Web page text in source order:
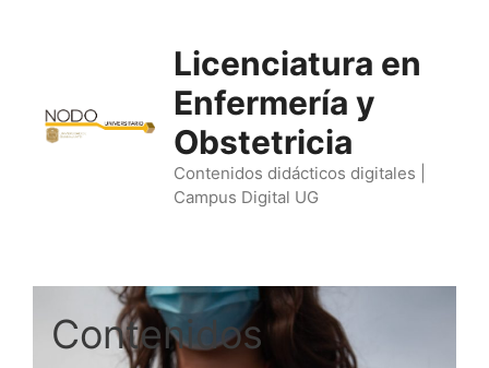
Licenciatura en
Enfermería y
Obstetricia
Contenidos didácticos digitales |
Campus Digital UG
Contenidos